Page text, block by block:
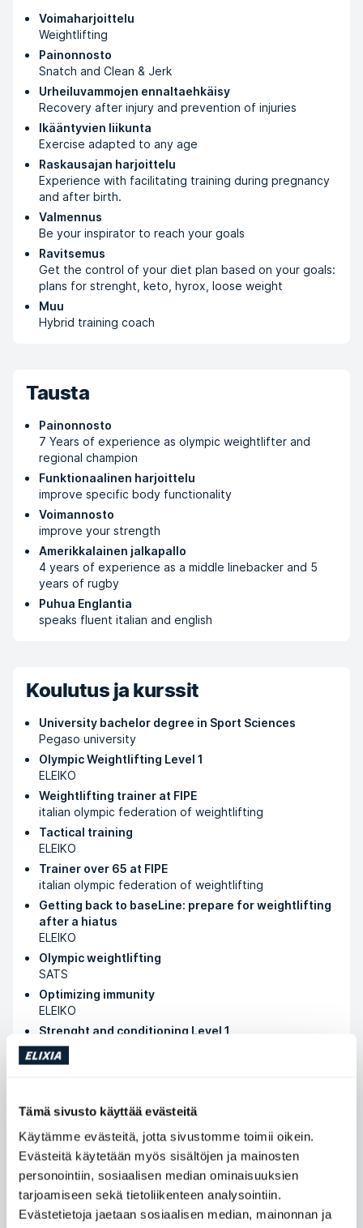
Tämä sivusto käyttää evästeitä
Käytämme evästeitä, jotta sivustomme toimii oikein.
Evästeitä käytetään myös sisältöjen ja mainosten
personointiin, sosiaalisen median ominaisuuksien
tarjoamiseen sekä tietoliikenteen analysointiin.
Evästetietoja jaetaan sosiaalisen median, mainonnan ja
Voimaharjoittelu
Weightlifting
Painonnosto
Snatch and Clean & Jerk
Urheiluvammojen ennaltaehkäisy
Recovery after injury and prevention of injuries
Ikääntyvien liikunta
Exercise adapted to any age
Raskausajan harjoittelu
Experience with facilitating training during pregnancy
and after birth.
Valmennus
Be your inspirator to reach your goals
Ravitsemus
Get the control of your diet plan based on your goals:
plans for strenght, keto, hyrox, loose weight
Muu
Hybrid training coach
Tausta
Painonnosto
7 Years of experience as olympic weightlifter and
regional champion
Funktionaalinen harjoittelu
improve specific body functionality
Voimannosto
improve your strength
Amerikkalainen jalkapallo
4 years of experience as a middle linebacker and 5
years of rugby
Puhua Englantia
speaks fluent italian and english
Koulutus ja kurssit
University bachelor degree in Sport Sciences
Pegaso university
Olympic Weightlifting Level 1
ELEIKO
Weightlifting trainer at FIPE
italian olympic federation of weightlifting
Tactical training
ELEIKO
Trainer over 65 at FIPE
italian olympic federation of weightlifting
Getting back to baseLine: prepare for weightlifting
after a hiatus
ELEIKO
Olympic weightlifting
SATS
Optimizing immunity
ELEIKO
Strenght and conditioning Level 1
IUSCA
Hyrox 365
Osta tapaamisia
Saatavilla olevat ajat